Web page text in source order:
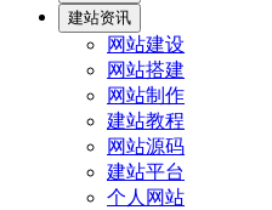
建站资讯
网站建设
网站搭建
网站制作
建站教程
网站源码
建站平台
个人网站